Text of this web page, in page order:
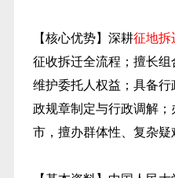
【核心优势】深耕征地拆
征收拆迁全流程；擅长
维护委托人权益；具备
政规章制定与行政调解
市，擅办群体性、复杂疑